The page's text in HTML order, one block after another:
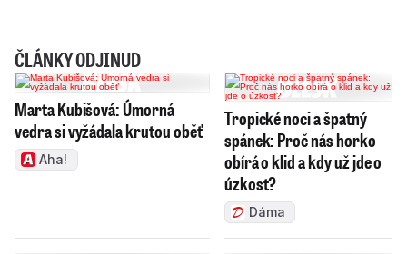
ČLÁNKY ODJINUD
Marta Kubišová: Úmorná
vedra si vyžádala krutou oběť
Aha!
Tropické noci a špatný
spánek: Proč nás horko
obírá o klid a kdy už jde o
úzkost?
Dáma